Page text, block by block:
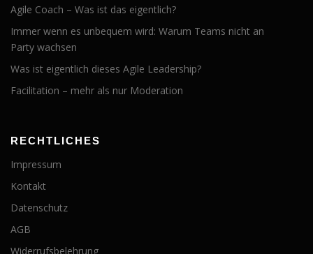
Agile Coach – Was ist das eigentlich?
Immer wenn es unbequem wird: Warum Teams nicht an
Party wachsen
Was ist eigentlich dieses Agile Leadership?
Facilitation – mehr als nur Moderation
RECHTLICHES
Impressum
Kontakt
Datenschutz
AGB
Widerrufsbelehrung